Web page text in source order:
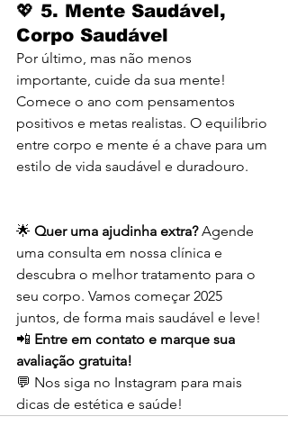
💖 5. Mente Saudável,
Corpo Saudável
Por último, mas não menos
importante, cuide da sua mente!
Comece o ano com pensamentos
positivos e metas realistas. O equilíbrio
entre corpo e mente é a chave para um
estilo de vida saudável e duradouro.
🌟 Quer uma ajudinha extra? Agende
uma consulta em nossa clínica e
descubra o melhor tratamento para o
seu corpo. Vamos começar 2025
juntos, de forma mais saudável e leve!
📲 Entre em contato e marque sua
avaliação gratuita!
💬 Nos siga no Instagram para mais
dicas de estética e saúde!